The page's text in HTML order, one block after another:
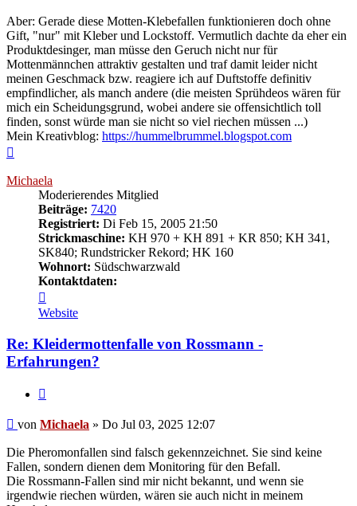
Aber: Gerade diese Motten-Klebefallen funktionieren doch ohne
Gift, "nur" mit Kleber und Lockstoff. Vermutlich dachte da eher ein
Produktdesinger, man müsse den Geruch nicht nur für
Mottenmännchen attraktiv gestalten und traf damit leider nicht
meinen Geschmack bzw. reagiere ich auf Duftstoffe definitiv
empfindlicher, als manch andere (die meisten Sprühdeos wären für
mich ein Scheidungsgrund, wobei andere sie offensichtlich toll
finden, sonst würde man sie nicht so viel riechen müssen ...)
Mein Kreativblog: https://hummelbrummel.blogspot.com
Michaela
Moderierendes Mitglied
Beiträge: 7420
Registriert: Di Feb 15, 2005 21:50
Strickmaschine: KH 970 + KH 891 + KR 850; KH 341,
SK840; Rundstricker Rekord; HK 160
Wohnort: Südschwarzwald
Kontaktdaten:
von
Michaela
Website
Re: Kleidermottenfalle von Rossmann -
Erfahrungen?
Beitrag
von Michaela » Do Jul 03, 2025 12:07
Die Pheromonfallen sind falsch gekennzeichnet. Sie sind keine
Fallen, sondern dienen dem Monitoring für den Befall.
Die Rossmann-Fallen sind mir nicht bekannt, und wenn sie
irgendwie riechen würden, wären sie auch nicht in meinem